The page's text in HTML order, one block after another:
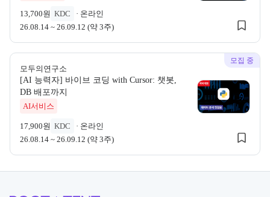
13,700원 KDC · 온라인
26.08.14 ~ 26.09.12 (약 3주)
모집 중
모두의연구소
[AI 능력자] 바이브 코딩 with Cursor: 챗봇,
DB 배포까지
AI서비스
모두의연구
17,900원 KDC · 온라인
26.08.14 ~ 26.09.12 (약 3주)